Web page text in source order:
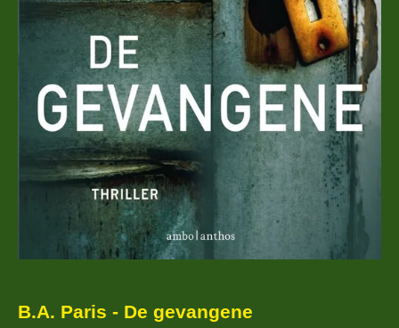
B.A. Paris - De gevangene